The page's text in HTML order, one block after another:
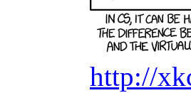
http://